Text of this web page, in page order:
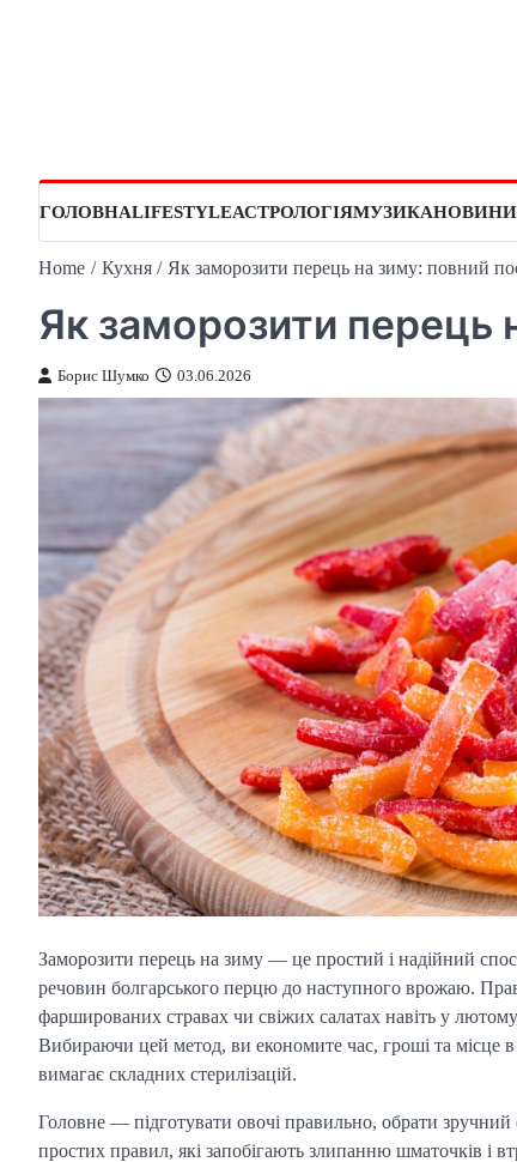
ГОЛОВНАLIFESTYLEАСТРОЛОГІЯМУЗИКАНОВИНИ
Home Кухня Як заморозити перець на зиму: повний
Як заморозити перець
Борис Шумко 03.06.2026
Заморозити перець на зиму — це простий і надійний
речовин болгарського перцю до наступного врожаю.
фаршированих стравах чи свіжих салатах навіть у
Вибираючи цей метод, ви економите час, гроші та місце
вимагає складних стерилізацій.
Головне — підготувати овочі правильно, обрати
простих правил, які запобігають злипанню шматочків і